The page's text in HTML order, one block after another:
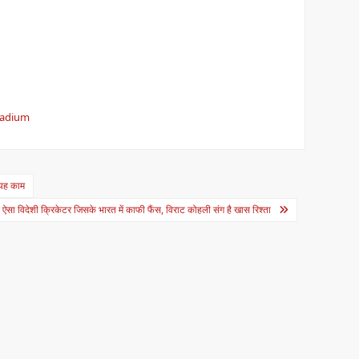
काम
विदेशी क्रिकेटर जिसके भारत में काफी फैंस, विराट कोहली संग है खास रिश्ता